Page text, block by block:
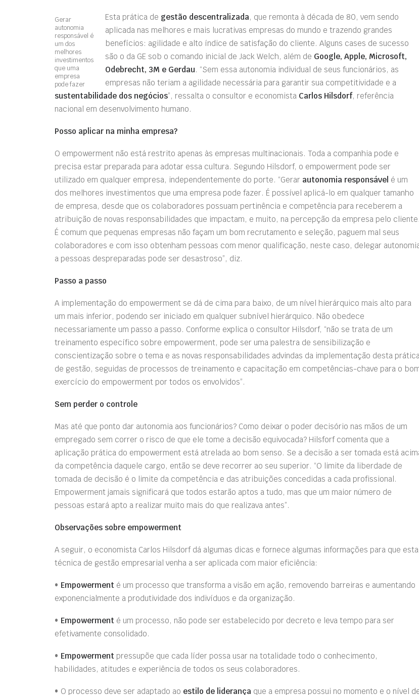
Gerar
autonomia
responsável é
um dos
melhores
investimentos
que uma
empresa
pode fazer
Esta prática de gestão descentralizada, que remonta à década de 80, vem sendo
aplicada nas melhores e mais lucrativas empresas do mundo e trazendo grandes
benefícios: agilidade e alto índice de satisfação do cliente. Alguns cases de sucesso
são o da GE sob o comando inicial de Jack Welch, além de Google, Apple, Microsoft,
Odebrecht, 3M e Gerdau. “Sem essa autonomia individual de seus funcionários, as
empresas não teriam a agilidade necessária para garantir sua competitividade e a
sustentabilidade dos negócios”, ressalta o consultor e economista Carlos Hilsdorf, referência
nacional em desenvolvimento humano.
Posso aplicar na minha empresa?
O empowerment não está restrito apenas às empresas multinacionais. Toda a companhia pode e
precisa estar preparada para adotar essa cultura. Segundo Hilsdorf, o empowerment pode ser
utilizado em qualquer empresa, independentemente do porte. “Gerar autonomia responsável é um
dos melhores investimentos que uma empresa pode fazer. É possível aplicá-lo em qualquer tamanho
de empresa, desde que os colaboradores possuam pertinência e competência para receberem a
atribuição de novas responsabilidades que impactam, e muito, na percepção da empresa pelo cliente.
É comum que pequenas empresas não façam um bom recrutamento e seleção, paguem mal seus
colaboradores e com isso obtenham pessoas com menor qualificação, neste caso, delegar
a pessoas despreparadas pode ser desastroso”, diz.
Passo a passo
A implementação do empowerment se dá de cima para baixo, de um nível hierárquico mais alto para
um mais inferior, podendo ser iniciado em qualquer subnível hierárquico. Não obedece
necessariamente um passo a passo. Conforme explica o consultor Hilsdorf, “não se trata de um
treinamento específico sobre empowerment, pode ser uma palestra de sensibilização e
conscientização sobre o tema e as novas responsabilidades advindas da implementação desta
de gestão, seguidas de processos de treinamento e capacitação em competências-chave para o
exercício do empowerment por todos os envolvidos”.
Sem perder o controle
Mas até que ponto dar autonomia aos funcionários? Como deixar o poder decisório nas mãos de um
empregado sem correr o risco de que ele tome a decisão equivocada? Hilsforf comenta que a
aplicação prática do empowerment está atrelada ao bom senso. Se a decisão a ser tomada está
da competência daquele cargo, então se deve recorrer ao seu superior. “O limite da liberdade de
tomada de decisão é o limite da competência e das atribuições concedidas a cada profissional.
Empowerment jamais significará que todos estarão aptos a tudo, mas que um maior número de
pessoas estará apto a realizar muito mais do que realizava antes”.
Observações sobre empowerment
A seguir, o economista Carlos Hilsdorf dá algumas dicas e fornece algumas informações para que esta
técnica de gestão empresarial venha a ser aplicada com maior eficiência:
• Empowerment é um processo que transforma a visão em ação, removendo barreiras e aumentando
exponencialmente a produtividade dos indivíduos e da organização.
• Empowerment é um processo, não pode ser estabelecido por decreto e leva tempo para ser
efetivamente consolidado.
• Empowerment pressupõe que cada líder possa usar na totalidade todo o conhecimento,
habilidades, atitudes e experiência de todos os seus colaboradores.
• O processo deve ser adaptado ao estilo de liderança que a empresa possui no momento e o nível